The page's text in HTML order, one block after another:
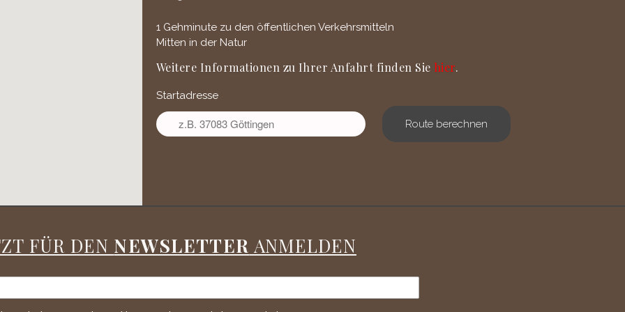
1 Gehminute zu den öffentlichen Verkehrsmitteln
Mitten in der Natur
Weitere Informationen zu Ihrer Anfahrt finden Sie hier.
Startadresse
Route berechnen
FÜR DEN NEWSLETTER ANMELDEN